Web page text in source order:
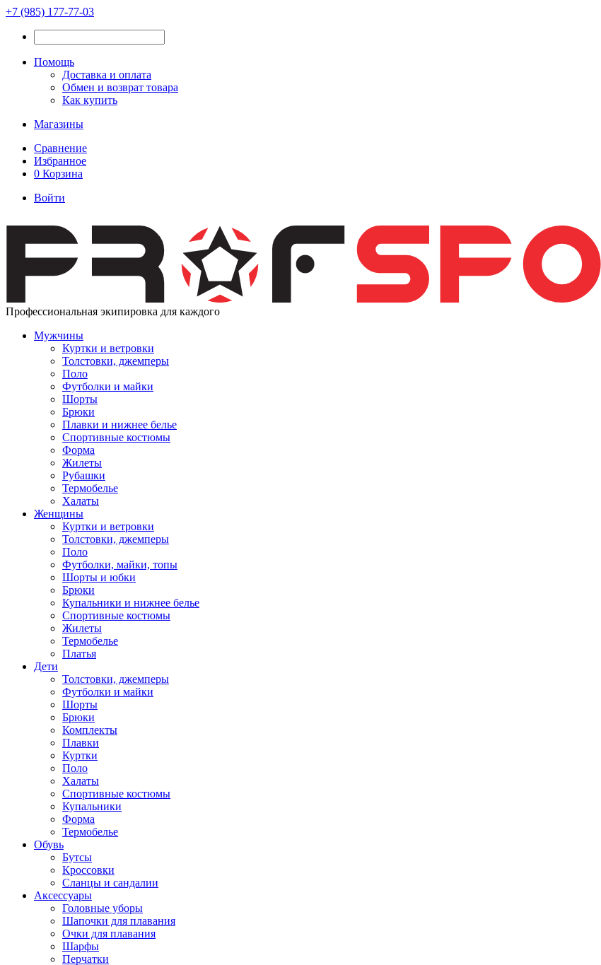
+7 (985) 177-77-03
Помощь
Доставка и оплата
Обмен и возврат товара
Как купить
Магазины
Сравнение
Избранное
0 Корзина
Войти
Профессиональная экипировка для каждого
Мужчины
Куртки и ветровки
Толстовки, джемперы
Поло
Футболки и майки
Шорты
Брюки
Плавки и нижнее белье
Спортивные костюмы
Форма
Жилеты
Рубашки
Термобелье
Халаты
Женщины
Куртки и ветровки
Толстовки, джемперы
Поло
Футболки, майки, топы
Шорты и юбки
Брюки
Купальники и нижнее белье
Спортивные костюмы
Жилеты
Термобелье
Платья
Дети
Толстовки, джемперы
Футболки и майки
Шорты
Брюки
Комплекты
Плавки
Куртки
Поло
Халаты
Спортивные костюмы
Купальники
Форма
Термобелье
Обувь
Бутсы
Кроссовки
Сланцы и сандалии
Аксессуары
Головные уборы
Шапочки для плавания
Очки для плавания
Шарфы
Перчатки